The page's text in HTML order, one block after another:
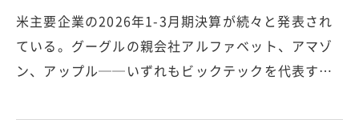
米主要企業の2026年1-3月期決算が続々と発表され
ている。グーグルの親会社アルファベット、アマゾ
ン、アップル──いずれもビックテックを代表す…